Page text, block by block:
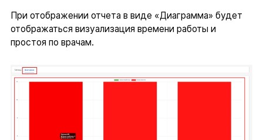
При отображении отчета в виде «Диаграмма» будет
отображаться визуализация времени работы и
простоя по врачам.